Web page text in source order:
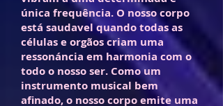
única frequência. O nosso corpo
está saudavel quando todas as
células e orgãos criam uma
ressonáncia em harmonia com o
todo o nosso ser. Como um
instrumento musical bem
afinado, o nosso corpo emite uma